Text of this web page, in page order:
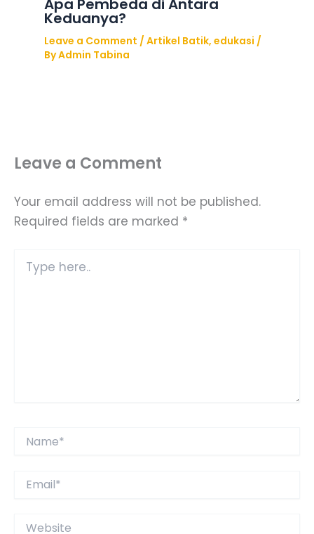
Apa Pembeda di Antara
Keduanya?
Leave a Comment /Artikel Batik, edukasi /
ByAdmin Tabina
Leave a Comment
Your email address will not be published.
Required fields are marked *
here..
Website